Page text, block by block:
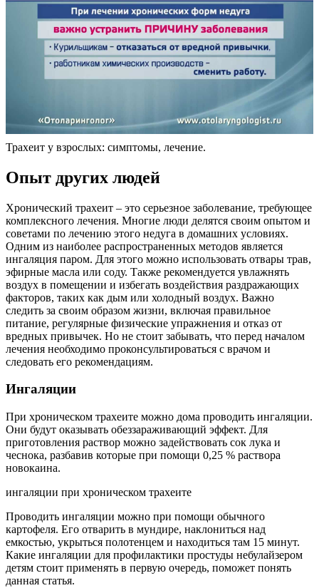
Трахеит у взрослых: симптомы, лечение.
Опыт других людей
Хронический трахеит – это серьезное заболевание, требующее
комплексного лечения. Многие люди делятся своим опытом и
советами по лечению этого недуга в домашних условиях.
Одним из наиболее распространенных методов является
ингаляция паром. Для этого можно использовать отвары трав,
эфирные масла или соду. Также рекомендуется увлажнять
воздух в помещении и избегать воздействия раздражающих
факторов, таких как дым или холодный воздух. Важно
следить за своим образом жизни, включая правильное
питание, регулярные физические упражнения и отказ от
вредных привычек. Но не стоит забывать, что перед началом
лечения необходимо проконсультироваться с врачом и
следовать его рекомендациям.
Ингаляции
При хроническом трахеите можно дома проводить ингаляции.
Они будут оказывать обеззараживающий эффект. Для
приготовления раствор можно задействовать сок лука и
чеснока, разбавив которые при помощи 0,25 % раствора
новокаина.
ингаляции при хроническом трахеите
Проводить ингаляции можно при помощи обычного
картофеля. Его отварить в мундире, наклониться над
емкостью, укрыться полотенцем и находиться там 15 минут.
Какие ингаляции для профилактики простуды небулайзером
детям стоит применять в первую очередь, поможет понять
данная статья.